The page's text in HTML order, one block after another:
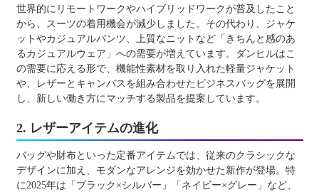
世界的にリモートワークやハイブリッドワークが普及したこと
から、スーツの着用機会が減少しました。その代わり、ジャケ
ットやカジュアルパンツ、上質なニットなど「きちんと感のあ
るカジュアルウェア」への需要が増えています。ダンヒルはこ
の需要に応える形で、機能性素材を取り入れた軽量ジャケット
や、レザーとキャンバスを組み合わせたビジネスバッグを展開
し、新しい働き方にマッチする製品を提案しています。
2. レザーアイテムの進化
バッグや財布といった定番アイテムでは、従来のクラシックな
デザインに加え、モダンなアレンジを効かせた新作が登場。特
に2025年は「ブラック×シルバー」「ネイビー×グレー」など、